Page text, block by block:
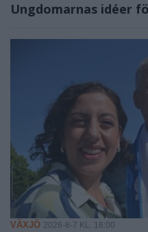
Ungdomarnas idéer
VÄXJÖ 2026-8-7 KL. 16:00